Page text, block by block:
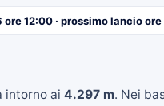
12:00 · prossimo lancio
intorno ai 4.297 m. Nei